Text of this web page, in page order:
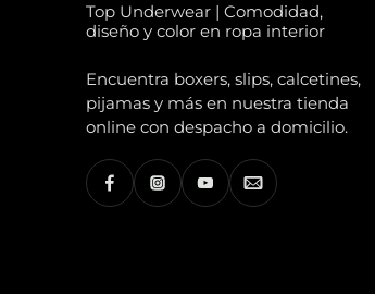
Top Underwear | Comodidad,
diseño y color en ropa interior
Encuentra boxers, slips, calcetines,
pijamas y más en nuestra tienda
online con despacho a domicilio.